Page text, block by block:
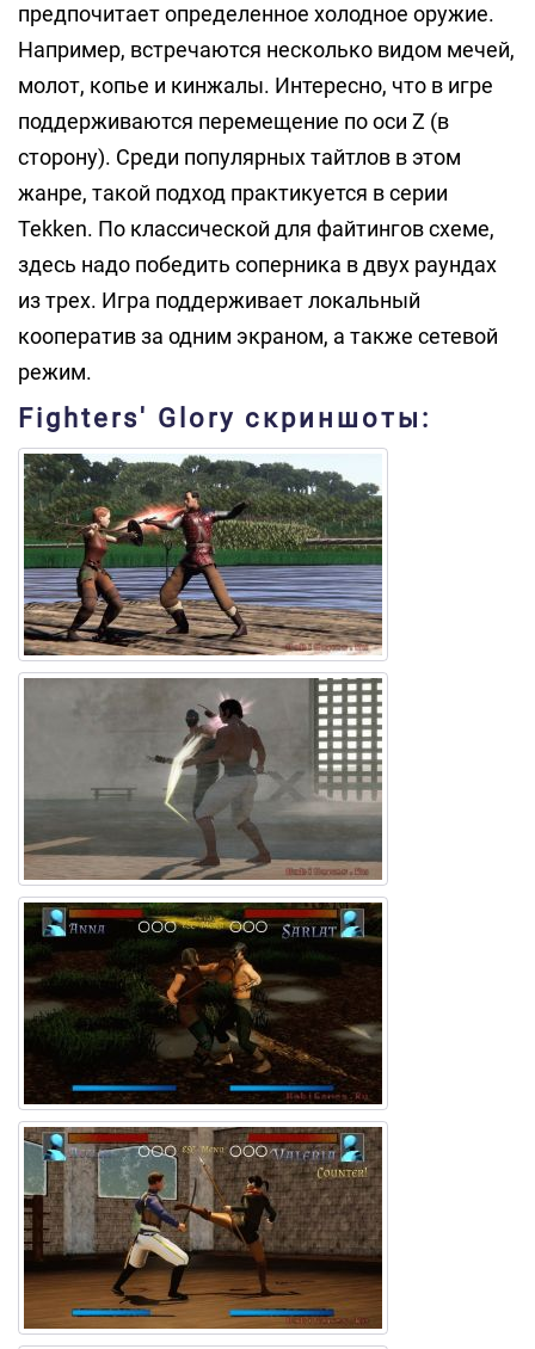
предпочитает определенное холодное оружие.
Например, встречаются несколько видом мечей,
молот, копье и кинжалы. Интересно, что в игре
поддерживаются перемещение по оси Z (в
сторону). Среди популярных тайтлов в этом
жанре, такой подход практикуется в серии
Tekken. По классической для файтингов схеме,
здесь надо победить соперника в двух раундах
из трех. Игра поддерживает локальный
кооператив за одним экраном, а также сетевой
режим.
Fighters' Glory скриншоты: